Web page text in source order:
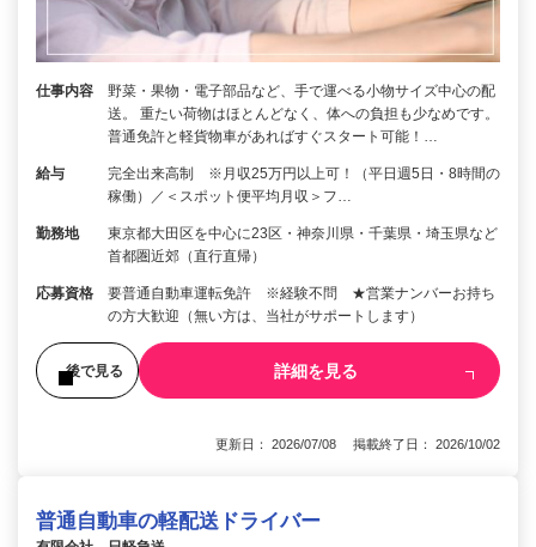
仕事内容
野菜・果物・電子部品など、手で運べる小物サイズ中心の配
送。 重たい荷物はほとんどなく、体への負担も少なめです。
普通免許と軽貨物車があればすぐスタート可能！…
給与
完全出来高制 ※月収25万円以上可！（平日週5日・8時間の
稼働）／＜スポット便平均月収＞フ…
勤務地
東京都大田区を中心に23区・神奈川県・千葉県・埼玉県など
首都圏近郊（直行直帰）
応募資格
要普通自動車運転免許 ※経験不問 ★営業ナンバーお持ち
の方大歓迎（無い方は、当社がサポートします）
後で見る 詳細を見る
更新日： 2026/07/08 掲載終了日： 2026/10/02
普通自動車の軽配送ドライバー